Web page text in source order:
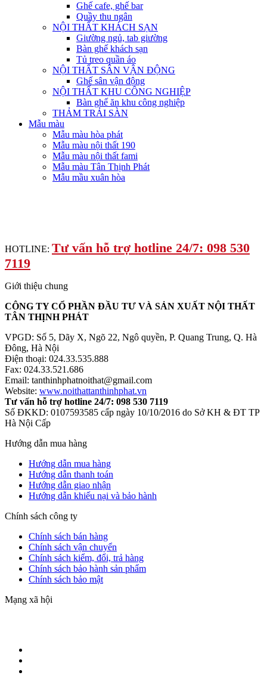
Ghế cafe, ghế bar
Quầy thu ngân
NỘI THẤT KHÁCH SẠN
Giường ngủ, tab giường
Bàn ghế khách sạn
Tủ treo quần áo
NỘI THẤT SÂN VẬN ĐỘNG
Ghế sân vận động
NỘI THẤT KHU CÔNG NGHIỆP
Bàn ghế ăn khu công nghiệp
THẢM TRẢI SÀN
Mẫu màu
Mẫu màu hòa phát
Mẫu màu nội thất 190
Mẫu màu nội thất fami
Mẫu màu Tân Thịnh Phát
Mẫu mầu xuân hòa
HOTLINE: Tư vấn hỗ trợ hotline 24/7: 098 530
7119
Giới thiệu chung
CÔNG TY CỔ PHẦN ĐẦU TƯ VÀ SẢN XUẤT NỘI THẤT
TÂN THỊNH PHÁT
VPGD: Số 5, Dãy X, Ngõ 22, Ngô quyền, P. Quang Trung, Q. Hà
Đông, Hà Nội
Điện thoại: 024.33.535.888
Fax: 024.33.521.686
Email: tanthinhphatnoithat@gmail.com
Website: www.noithattanthinhphat.vn
Tư vấn hỗ trợ hotline 24/7: 098 530 7119
Số ĐKKD: 0107593585 cấp ngày 10/10/2016 do Sở KH & ĐT TP
Hà Nội Cấp
Hướng dẫn mua hàng
Hướng dẫn mua hàng
Hướng dẫn thanh toán
Hướng dẫn giao nhận
Hướng dẫn khiếu nại và bảo hành
Chính sách công ty
Chính sách bán hàng
Chính sách vận chuyển
Chính sách kiểm, đổi, trả hàng
Chính sách bảo hành sản phẩm
Chính sách bảo mật
Mạng xã hội